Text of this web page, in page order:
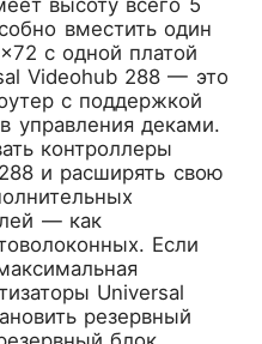
высоту всего 5
вместить один
с одной платой
Videohub 288 — это
с поддержкой
управления деками.
контроллеры
и расширять свою
— как
Если
Universal
резервный